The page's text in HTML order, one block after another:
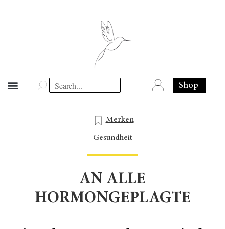
Shop
Merken
Gesundheit
AN ALLE
HORMONGEPLAGTE